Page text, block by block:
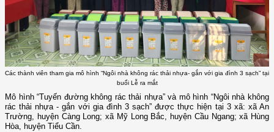
Các thành viên tham gia mô hình “Ngôi nhà không rác thải nhựa- gắn với gia đình 3 sạch” tại
buổi Lễ ra mắt
Mô hình “Tuyến đường không rác thải nhựa” và mô hình “Ngôi nhà không
rác thải nhựa - gắn với gia đình 3 sạch” được thực hiện tại 3 xã: xã An
Trường, huyện Càng Long; xã Mỹ Long Bắc, huyện Cầu Ngang; xã Hùng
Hòa, huyện Tiểu Cần.